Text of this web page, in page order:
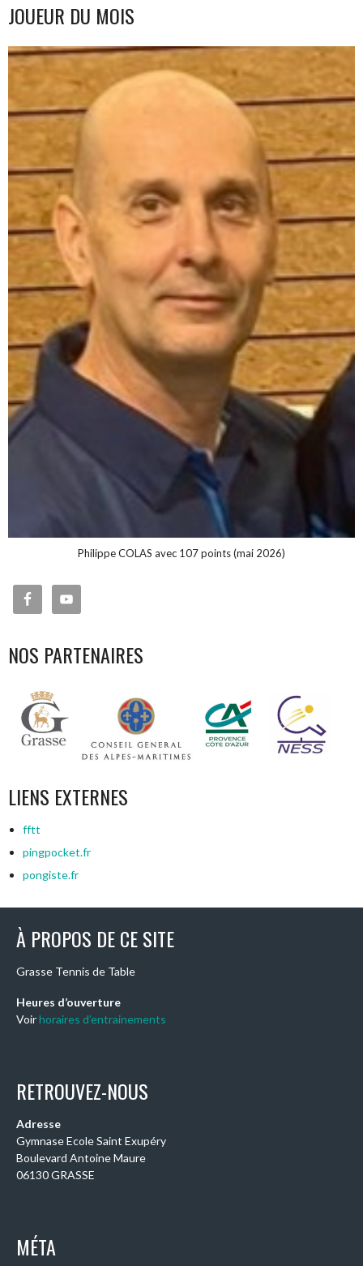
JOUEUR DU MOIS
Philippe COLAS avec 107 points (mai 2026)
NOS PARTENAIRES
LIENS EXTERNES
fftt
pingpocket.fr
pongiste.fr
À PROPOS DE CE SITE
Grasse Tennis de Table
Heures d’ouverture
Voirhoraires d’entrainements
RETROUVEZ-NOUS
Adresse
Gymnase Ecole Saint Exupéry
Boulevard Antoine Maure
06130 GRASSE
MÉTA